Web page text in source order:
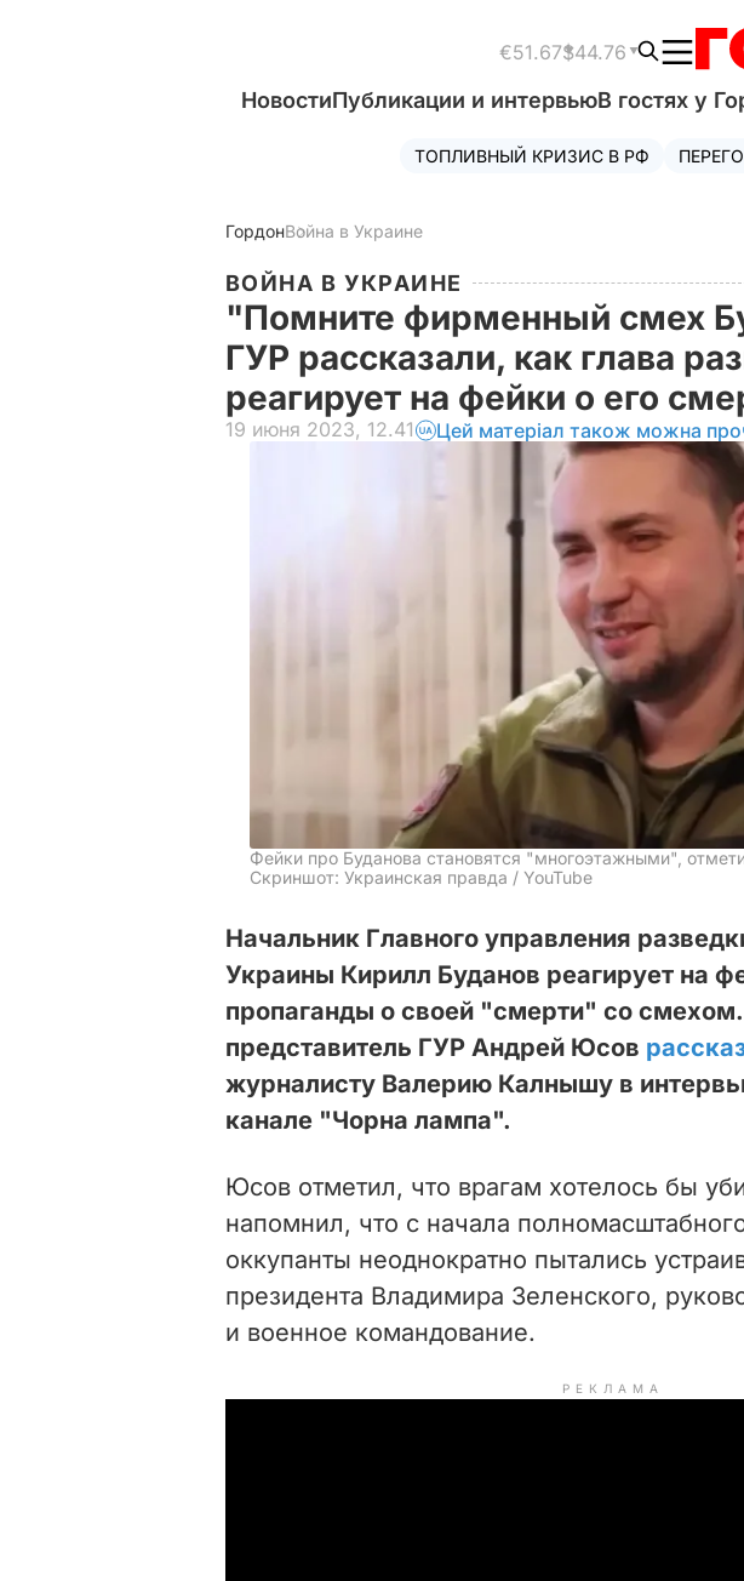
€51.67$44.76
НовостиПубликации и интервьюВ гостях у
ТОПЛИВНЫЙ КРИЗИС В РФ
ГордонВойна в Украине
ВОЙНА В УКРАИНЕ
"Помните фирменный смех
ГУР рассказали, как глава
реагирует на фейки о его
19 июня 2023, 12.41 Цей матеріал також можна
Фейки про Буданова становятся "многоэтажными",
Скриншот: Украинская правда / YouTube
Начальник Главного управления
Украины Кирилл Буданов реагирует на
пропаганды о своей "смерти" со
представитель ГУР Андрей Юсов
журналисту Валерию Калнышу в
канале "Чорна лампа".
Юсов отметил, что врагам хотелось бы
напомнил, что с начала
оккупанты неоднократно пытались
президента Владимира Зеленского,
и военное командование.
РЕКЛАМА